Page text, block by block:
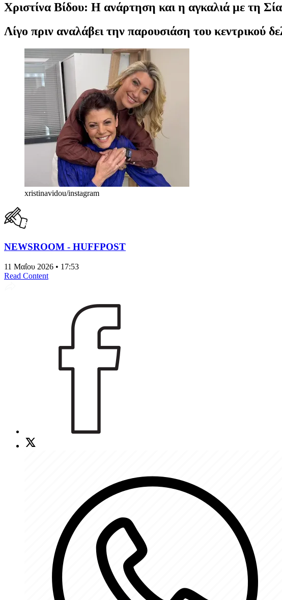
Χριστίνα Βίδου: Η ανάρτηση και η αγκαλιά με τη
Λίγο πριν αναλάβει την παρουσιάση του κεντρικού
xristinavidou/instagram
NEWSROOM - HUFFPOST
11 Μαΐου 2026 • 17:53
Read Content